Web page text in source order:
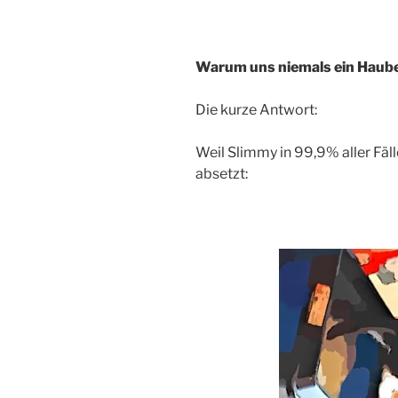
Warum uns niemals ein
Die kurze Antwort:
Weil Slimmy in 99,9% aller
absetzt: